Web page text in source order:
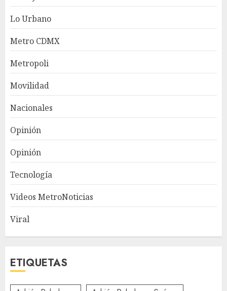
Lo Urbano
Metro CDMX
Metropoli
Movilidad
Nacionales
Opinión
Opinión
Tecnología
Videos MetroNoticias
Viral
ETIQUETAS